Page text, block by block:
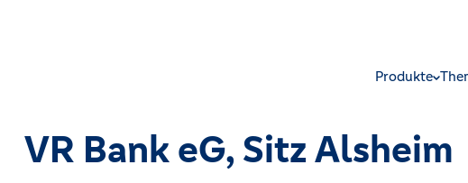
Produkte
VR Bank eG, Sitz Alsheim